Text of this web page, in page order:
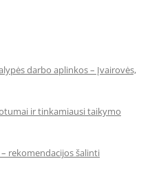
darbo aplinkos – Įvairovės,
ir tinkamiausi taikymo
rekomendacijos šalinti